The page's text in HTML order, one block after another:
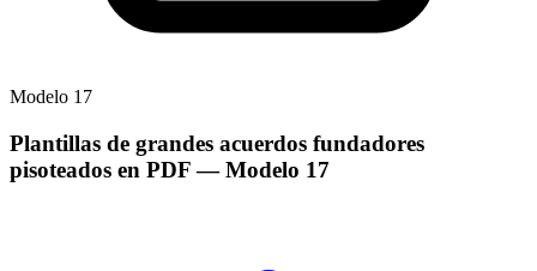
Modelo 17
Plantillas de grandes acuerdos fundadores
pisoteados en PDF— Modelo 17